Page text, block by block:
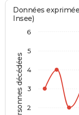
Personnes décédées
Données
Insee)
2
3
4
5
6